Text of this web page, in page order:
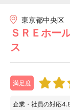
東京都中央区
ＳＲＥホー
ス
満足度
企業・社員の対応